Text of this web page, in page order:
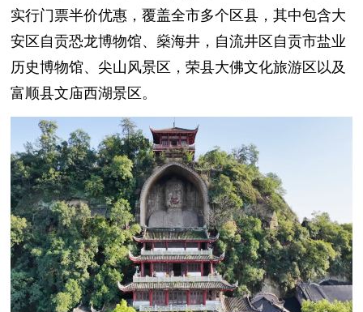
实行门票半价优惠，覆盖全市多个区县，其中包含大
安区自贡恐龙博物馆、燊海井，自流井区自贡市盐业
历史博物馆、尖山风景区，荣县大佛文化旅游区以及
富顺县文庙西湖景区。